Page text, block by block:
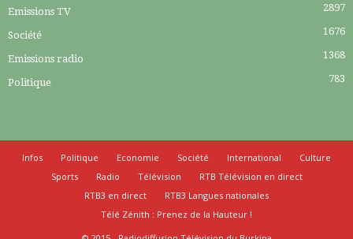
Emissions TV 2897
Société 1676
Emissions radio 1368
Politique 783
Infos Politique Economie Société International
Culture
Sports
Radio Télévision
RTB Télévision en direct
RTB3 en direct
RTB3 Langues nationales
Télé Zénith : Prenez de la Hauteur !